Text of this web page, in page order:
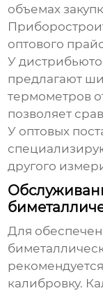
объемах
оптового
У
предлагают
термометров
позволяет
У оптовых
другого
Для
калибровку.